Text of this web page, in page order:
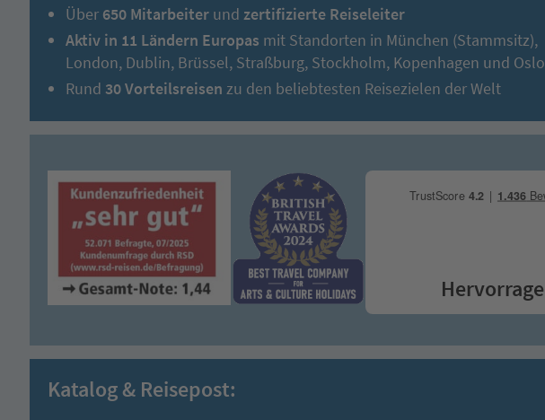
Über 650 Mitarbeiter und zertifizierte Reiseleiter
Aktiv in 11 Ländern Europas mit Standorten in München (Stammsitz),
London, Dublin, Brüssel, Straßburg, Stockholm, Kopenhagen und Oslo
Rund 30 Vorteilsreisen zu den beliebtesten Reisezielen der Welt
Hervorragend
Katalog & Reisepost: